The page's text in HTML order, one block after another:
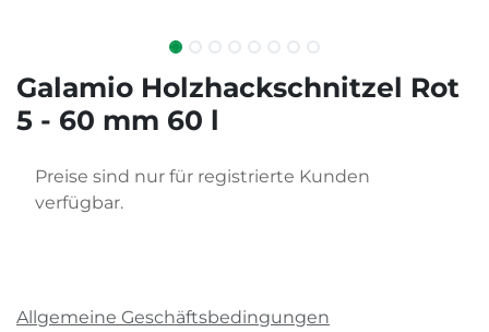
Galamio Holzhackschnitzel Rot
5 - 60 mm 60 l
Preise sind nur für registrierte Kunden
verfügbar.
Allgemeine Geschäftsbedingungen